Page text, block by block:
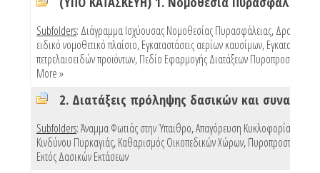
Subfolders: Διάγραμμα Ισχύουσας Νομοθεσίας Πυρασφάλειας,
ειδικό νομοθετικό πλαίσιο,Εγκαταστάσεις αερίων καυσίμων,Εγκαταστάσεις
πετρελαιοειδών προϊόντων,Πεδίο Εφαρμογής Διατάξεων Πυροπροστασίας
More »
Subfolders:Άναμμα Φωτιάς στην Ύπαιθρο,Απαγόρευση Κυκλοφορίας Λόγω
Κινδύνου Πυρκαγιάς,Καθαρισμός Οικοπεδικών Χώρων,Πυροπροστασία
Εκτός Δασικών Εκτάσεων